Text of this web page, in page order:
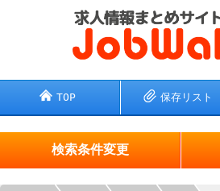
TOP 保存リスト
検索条件変更